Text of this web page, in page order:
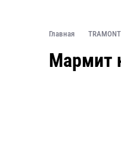
Главная
Мармит